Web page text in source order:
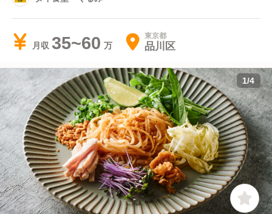
さを伸ばす文化があり、やる気次第で様々なことに挑
戦できる環境です。
そのため、働きながらスキルアップができ、本格タイ
料理の知識や調理技術・サービススキルが学べます！
月収 35~60 東京都
品川区
1/4